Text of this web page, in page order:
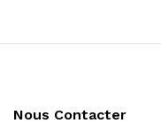
Nous Contacter